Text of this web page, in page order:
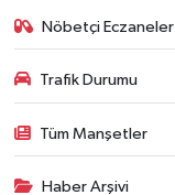
Nöbetçi Eczaneler
Trafik Durumu
Tüm Manşetler
Haber Arşivi